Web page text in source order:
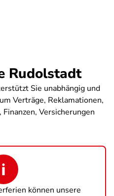
Rudolstadt
Sie unabhängig und
Verträge, Reklamationen,
Versicherungen
können unsere